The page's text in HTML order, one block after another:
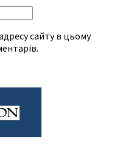
сайту в цьому